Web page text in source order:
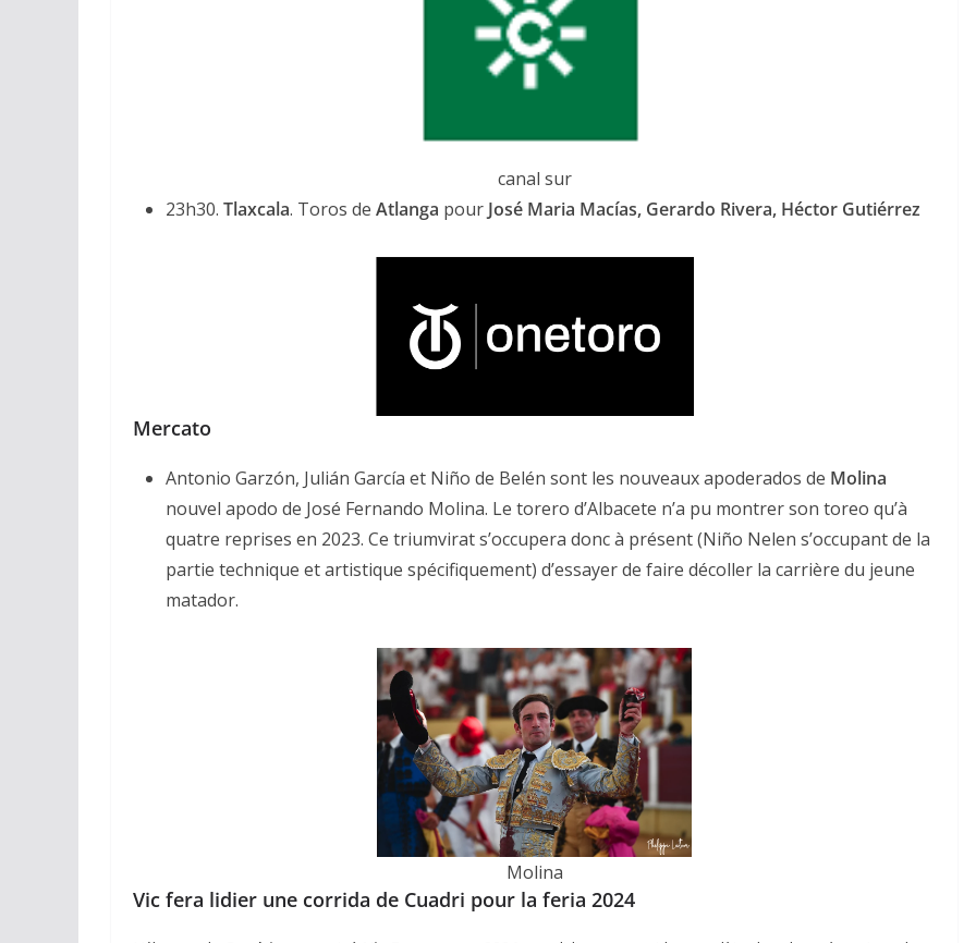
canal sur
23h30. Tlaxcala. Toros de Atlanga pour José Maria Macías, Gerardo Rivera, Héctor Gutiérrez
Mercato
Antonio Garzón, Julián García et Niño de Belén sont les nouveaux apoderados de Molina
nouvel apodo de José Fernando Molina. Le torero d’Albacete n’a pu montrer son toreo qu’à
quatre reprises en 2023. Ce triumvirat s’occupera donc à présent (Niño Nelen s’occupant de la
partie technique et artistique spécifiquement) d’essayer de faire décoller la carrière du jeune
matador.
Molina
Vic fera lidier une corrida de Cuadri pour la feria 2024